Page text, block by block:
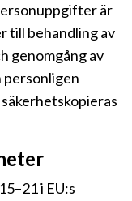
är
till behandling av
genomgång av
i EU:s